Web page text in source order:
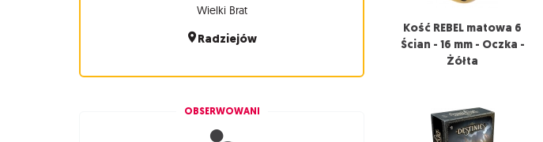
Wielki Brat
Radziejów
OBSERWOWANI
Kość REBEL matowa 6
Ścian - 16 mm - Oczka -
Żółta